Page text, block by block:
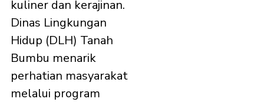
kuliner dan kerajinan.
Dinas Lingkungan
Hidup (DLH) Tanah
Bumbu menarik
perhatian masyarakat
melalui program